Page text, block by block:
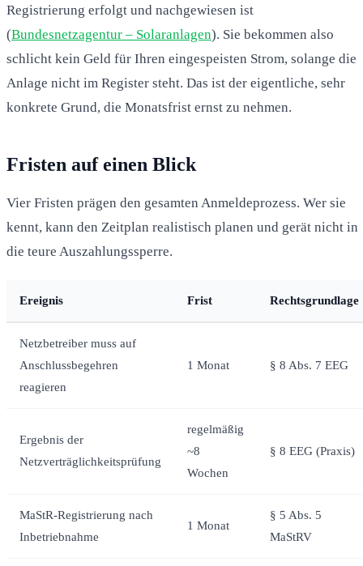
Registrierung erfolgt und nachgewiesen ist
(Bundesnetzagentur – Solaranlagen). Sie bekommen also
schlicht kein Geld für Ihren eingespeisten Strom, solange die
Anlage nicht im Register steht. Das ist der eigentliche, sehr
konkrete Grund, die Monatsfrist ernst zu nehmen.
Fristen auf einen Blick
Vier Fristen prägen den gesamten Anmeldeprozess. Wer sie
kennt, kann den Zeitplan realistisch planen und gerät nicht in
die teure Auszahlungssperre.
Ereignis Frist Rechtsgrundlage
Netzbetreiber muss auf
Anschlussbegehren
reagieren
1 Monat § 8 Abs. 7 EEG
Ergebnis der
Netzverträglichkeitsprüfung
regelmäßig
~8
Wochen
§ 8 EEG (Praxis)
MaStR-Registrierung nach
Inbetriebnahme
1 Monat
§ 5 Abs. 5
MaStRV